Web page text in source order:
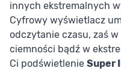
innych ekstremalnych
Cyfrowy wyświetlacz
odczytanie czasu, zaś
ciemności bądź w
Ci podświetlenie Super